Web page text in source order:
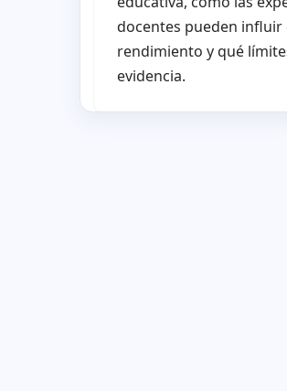
docentes pueden influir
rendimiento y qué
evidencia.